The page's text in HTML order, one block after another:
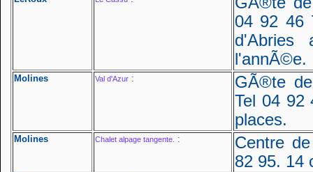
04 92 46
d'Abries
l'annÃ©e.
Molines Val d'Azur :
GÃ®te
Tel 04 92
places.
Molines Chalet alpage tangente. :
Centre
82 95. 14